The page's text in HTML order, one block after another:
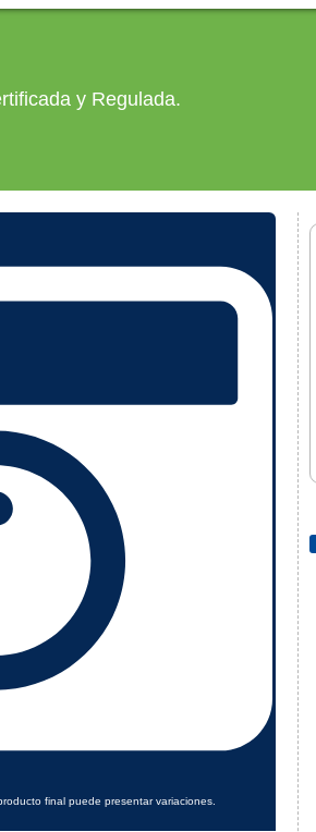
y Regulada.
final puede presentar variaciones.